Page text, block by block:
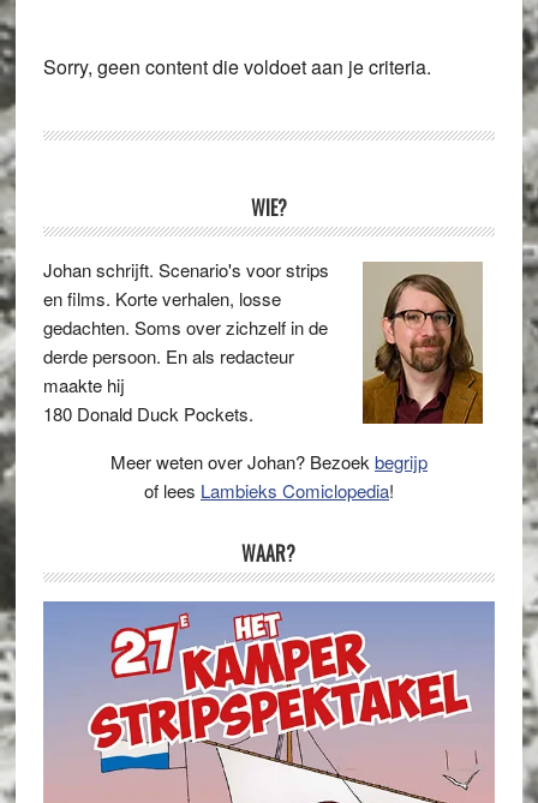
Sorry, geen content die voldoet aan je criteria.
Sidebar
WIE?
Johan schrijft. Scenario's voor strips
en films. Korte verhalen, losse
gedachten. Soms over zichzelf in de
derde persoon. En als redacteur
maakte hij
180 Donald Duck Pockets.
Meer weten over Johan? Bezoek begrijp
of lees Lambieks Comiclopedia!
WAAR?